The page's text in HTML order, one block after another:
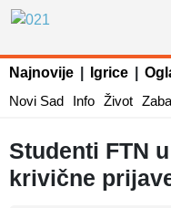
Najnovije Igrice
Novi Sad
Info Život
Studenti FTN
krivične